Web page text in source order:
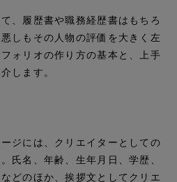
、履歴書や職務経歴書はもちろ
しもその人物の評価を大きく左
ォリオの作り方の基本と、上手
します。
ジには、クリエイターとしての
氏名、年齢、生年月日、学歴、
どのほか、挨拶文としてクリエ